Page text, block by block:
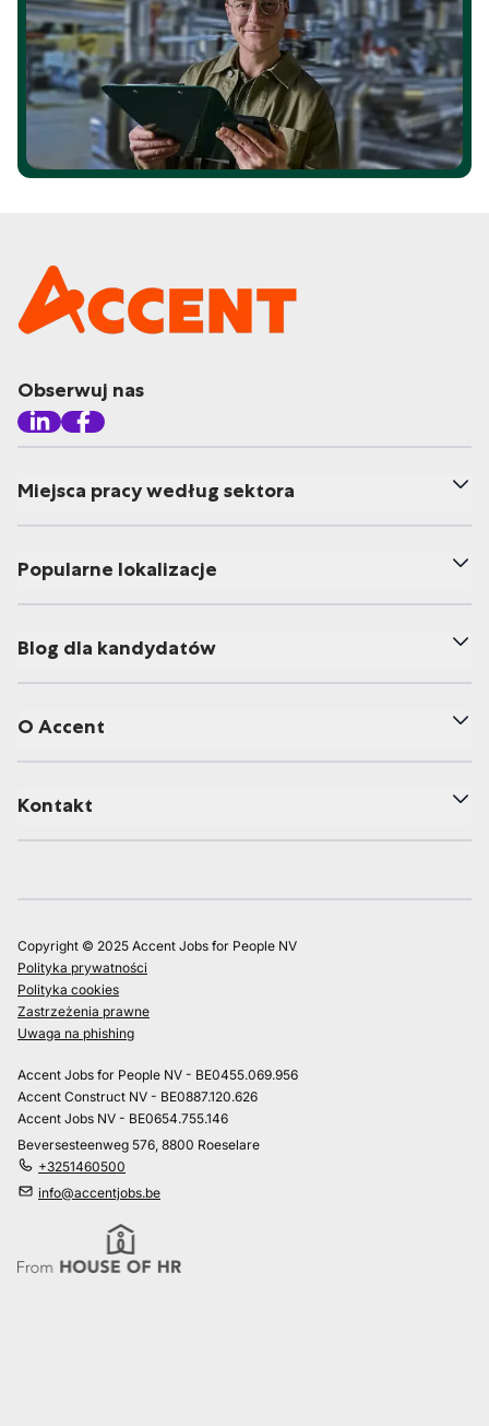
Obserwuj nas
Miejsca pracy według sektora
Popularne lokalizacje
Blog dla kandydatów
O Accent
Kontakt
Copyright © 2025 Accent Jobs for People NV
Polityka prywatności
Polityka cookies
Zastrzeżenia prawne
Uwaga na phishing
Accent Jobs for People NV - BE0455.069.956
Accent Construct NV - BE0887.120.626
Accent Jobs NV - BE0654.755.146
Beversesteenweg 576, 8800 Roeselare
+3251460500
info@accentjobs.be